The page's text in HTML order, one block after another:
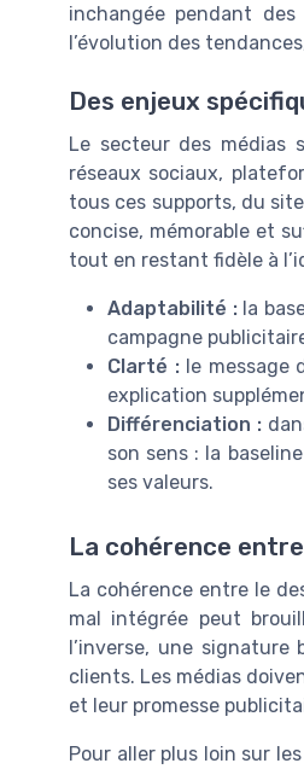
inchangée pendant
l’évolution des
Des enjeux
Le secteur des médias
réseaux sociaux,
tous ces supports, du
concise, mémorable et
tout en restant fidèle à
Adaptabilité :la
campagne
Clarté :le message
explication
Différenciation :
son sens : la
ses valeurs.
La cohérence
La cohérence entre le
mal intégrée peut
l’inverse, une
clients. Les médias
et leur promesse
Pour aller plus loin sur